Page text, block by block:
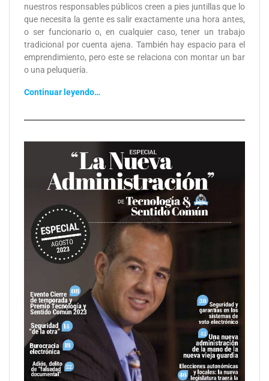
nuestros responsables públicos creen a pies juntillas que lo
que necesita la gente es salir exactamente una hora antes,
o ser funcionario o, en cualquier caso, tener un trabajo
tradicional por cuenta ajena. También hay espacio para el
emprendimiento, pero este se relaciona con montar un bar
o una peluquería.
Continuar leyendo…